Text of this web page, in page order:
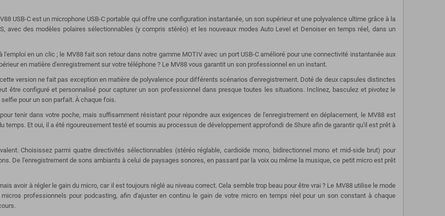
USB-C est un microphone USB-C portable qui offre une configuration instantanée, un son supérieur et une polyvalence ultime grâce à la
avec des modèles polaires sélectionnables (y compris stéréo) et les nouveaux modes Auto Level et Denoiser en temps réel, dans un
en un clic ; le MV88 fait son retour dans notre gamme MOTIV avec un port USB-C amélioré pour une connectivité instantanée aux
en matière d'enregistrement sur votre téléphone ? Le MV88 vous garantit un son professionnel en un instant.
version ne fait pas exception en matière de polyvalence pour différents scénarios d'enregistrement. Doté de deux capsules distinctes
être configuré et personnalisé pour capturer un son professionnel dans presque toutes les situations. Inclinez, basculez et pivotez le
pour un son parfait. À chaque fois.
tenir dans votre poche, mais suffisamment résistant pour répondre aux exigences de l'enregistrement en déplacement, le MV88 est
temps. Et oui, il a été rigoureusement testé et soumis au processus de développement approfondi de Shure afin de garantir qu'il est prêt à
Choisissez parmi quatre directivités sélectionnables (stéréo réglable, cardioïde mono, bidirectionnel mono et mid-side brut) pour
De l'enregistrement de sons ambiants à celui de paysages sonores, en passant par la voix ou même la musique, ce petit micro est prêt
avoir à régler le gain du micro, car il est toujours réglé au niveau correct. Cela semble trop beau pour être vrai ? Le MV88 utilise le mode
professionnels pour podcasting, afin d'ajuster en continu le gain de votre micro en temps réel pour un son constant à chaque